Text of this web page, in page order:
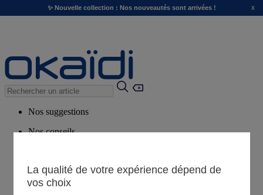
✨ Nouvelle collection : Nos nouveautés sont arrivées ! x
Nos suggestions
Nos conseils
La qualité de votre expérience dépend de
vos choix